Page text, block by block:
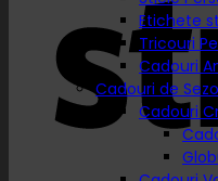
Etichete
Tricouri
Cadouri
Cadouri de
Cadouri